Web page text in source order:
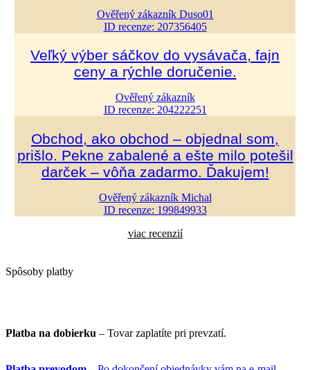
Ověřený zákazník Duso01
ID recenze: 207356405
Veľký výber sáčkov do vysávača, fajn
ceny a rýchle doručenie.
Ověřený zákazník
ID recenze: 204222251
Obchod, ako obchod – objednal som,
prišlo. Pekne zabalené a ešte milo potešil
darček – vôňa zadarmo. Ďakujem!
Ověřený zákazník Michal
ID recenze: 199849933
viac recenzií
Spôsoby platby
Platba na dobierku – Tovar zaplatíte pri prevzatí.